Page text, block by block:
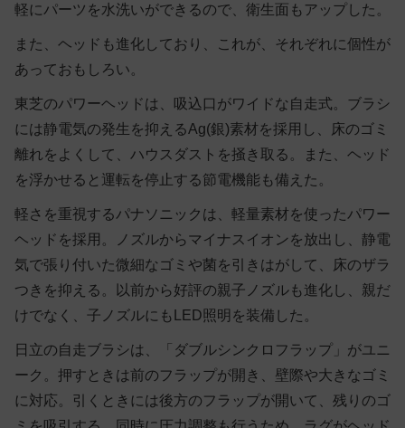
軽にパーツを水洗いができるので、衛生面もアップした。
また、ヘッドも進化しており、これが、それぞれに個性が
あっておもしろい。
東芝のパワーヘッドは、吸込口がワイドな自走式。ブラシ
には静電気の発生を抑えるAg(銀)素材を採用し、床のゴミ
離れをよくして、ハウスダストを掻き取る。また、ヘッド
を浮かせると運転を停止する節電機能も備えた。
軽さを重視するパナソニックは、軽量素材を使ったパワー
ヘッドを採用。ノズルからマイナスイオンを放出し、静電
気で張り付いた微細なゴミや菌を引きはがして、床のザラ
つきを抑える。以前から好評の親子ノズルも進化し、親だ
けでなく、子ノズルにもLED照明を装備した。
日立の自走ブラシは、「ダブルシンクロフラップ」がユニ
ーク。押すときは前のフラップが開き、壁際や大きなゴミ
に対応。引くときには後方のフラップが開いて、残りのゴ